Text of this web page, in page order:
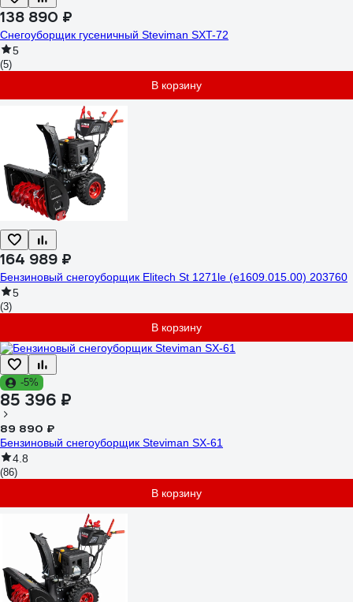
138 890 ₽
Снегоуборщик гусеничный Steviman SXT-72
5
(5)
В корзину
164 989 ₽
Бензиновый снегоуборщик Elitech St 1271le (e1609.015.00) 203760
5
(3)
В корзину
-5%
85 396 ₽
89 890 ₽
Бензиновый снегоуборщик Steviman SX-61
4.8
(86)
В корзину